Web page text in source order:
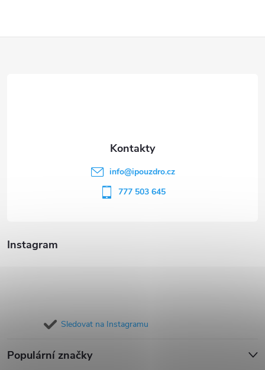
Instagram
Sledovat na Instagramu
Populární značky
info@ipouzdro.cz
777 503 645